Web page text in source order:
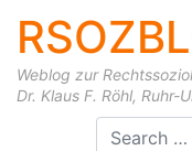
Weblog zur
Dr. Klaus F. Röhl, Ruhr-
Skip to content